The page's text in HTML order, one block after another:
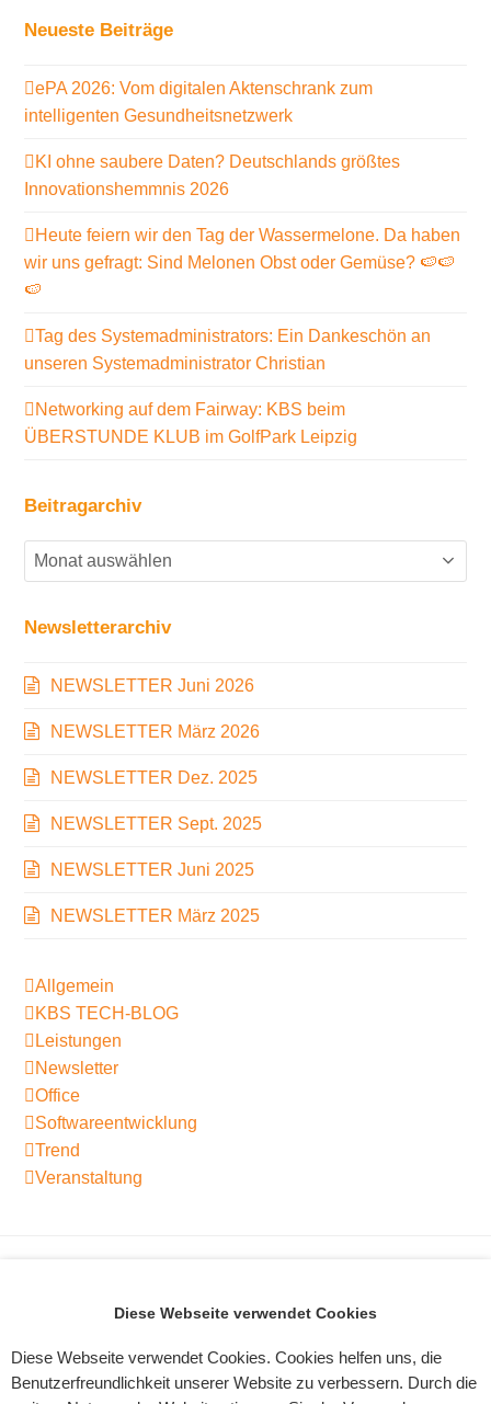
Neueste Beiträge
ePA 2026: Vom digitalen Aktenschrank zum
intelligenten Gesundheitsnetzwerk
KI ohne saubere Daten? Deutschlands größtes
Innovationshemmnis 2026
Heute feiern wir den Tag der Wassermelone. Da haben
wir uns gefragt: Sind Melonen Obst oder Gemüse? 🍉🍉
🍉
Tag des Systemadministrators: Ein Dankeschön an
unseren Systemadministrator Christian
Networking auf dem Fairway: KBS beim
ÜBERSTUNDE KLUB im GolfPark Leipzig
Beitragarchiv
Beitragarchiv
Newsletterarchiv
NEWSLETTER Juni 2026
NEWSLETTER März 2026
NEWSLETTER Dez. 2025
NEWSLETTER Sept. 2025
NEWSLETTER Juni 2025
NEWSLETTER März 2025
Allgemein
KBS TECH-BLOG
Leistungen
Newsletter
Office
Softwareentwicklung
Trend
Veranstaltung
Beitrag:
Leipzig 2025
🏃‍♀️
Nächster
Diese Webseite verwendet Cookies
Diese Webseite verwendet Cookies. Cookies helfen uns, die
Benutzerfreundlichkeit unserer Website zu verbessern. Durch die